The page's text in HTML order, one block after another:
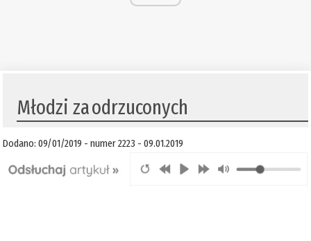
Młodzi za odrzuconych
Dodano: 09/01/2019 - numer 2223 - 09.01.2019